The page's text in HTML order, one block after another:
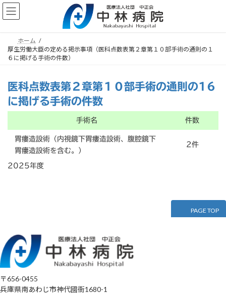
コ
ン
ナ
ビ
ホーム
厚生労働大臣の定める掲示事項（医科点数表第２章第１０部手術の通則の１
６に掲げる手術の件数）
医科点数表第２章第１０部手術の通則の16
に掲げる手術の件数
手術名 件数
胃瘻造設術（内視鏡下胃瘻造設術、腹腔鏡下
胃瘻造設術を含む。）
2件
2025年度
PAGE TOP
〒656-0455
兵庫県南あわじ市神代國衙1680-1